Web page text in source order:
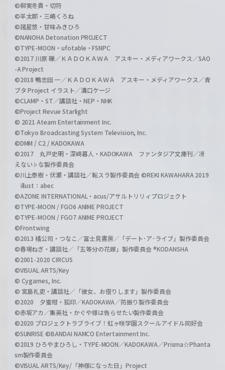
©柳実冬貴・切符
©羊太郎・三嶋くろね
©諸星悠・甘味みきひろ
©NANOHA Detonation PROJECT
©TYPE-MOON・ufotable・FSNPC
©2017 川原 礫／ＫＡＤＯＫＡＷＡ アスキー・メディアワークス／SAO
-A Project
©2018 鴨志田 一／ＫＡＤＯＫＡＷＡ アスキー・メディアワークス／青
ブタ Project イラスト／溝口ケージ
©CLAMP・ST／講談社・NEP・NHK
©Project Revue Starlight
© 2021 Ateam Entertainment Inc.
©Tokyo Broadcasting System Television, Inc.
©DMM / C2 / KADOKAWA
©2017 丸戸史明・深崎暮人・KADOKAWA ファンタジア文庫刊／冴
えない♭な製作委員会
©川上泰樹・伏瀬・講談社／転スラ製作委員会 ©REKI KAWAHARA 2019
illust：abec
©AZONE INTERNATIONAL・acus/アサルトリリィプロジェクト
©TYPE-MOON / FGO6 ANIME PROJECT
©TYPE-MOON / FGO7 ANIME PROJECT
©Frontwing
©2013 橘公司・つなこ／富士見書房／「デート･ア･ライブ」製作委員会
©春場ねぎ・講談社／「五等分の花嫁」製作委員会 ®KODANSHA
©2001-2020 CIRCUS
©VISUAL ARTS/Key
© Cygames, Inc.
© 宮島礼吏・講談社／「彼女、お借りします」製作委員会
©2020 夕蜜柑・狐印／KADOKAWA／防振り製作委員会
©赤坂アカ／集英社・かぐや様は告らせたい製作委員会
©2020 プロジェクトラブライブ！虹ヶ咲学園スクールアイドル同好会
©SUNRISE ©BANDAI NAMCO Entertainment Inc.
©2019 ひろやまひろし・TYPE-MOON／KADOKAWA／Prisma☆Phanta
sm製作委員会
©VISUAL ARTS/Key/「神様になった日」Project